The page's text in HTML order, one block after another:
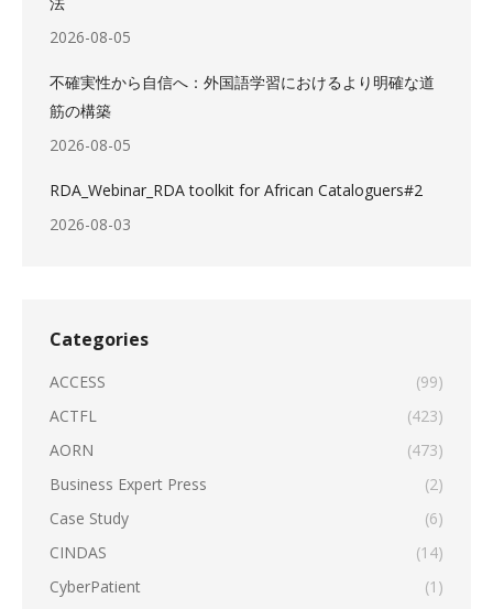
2026-08-05
不確実性から自信へ：外国語学習におけるより明確な道
筋の構築
2026-08-05
RDA_Webinar_RDA toolkit for African Cataloguers#2
2026-08-03
Categories
ACCESS
(99)
ACTFL
(423)
AORN
(473)
Business Expert Press
(2)
Case Study
(6)
CINDAS
(14)
CyberPatient
(1)